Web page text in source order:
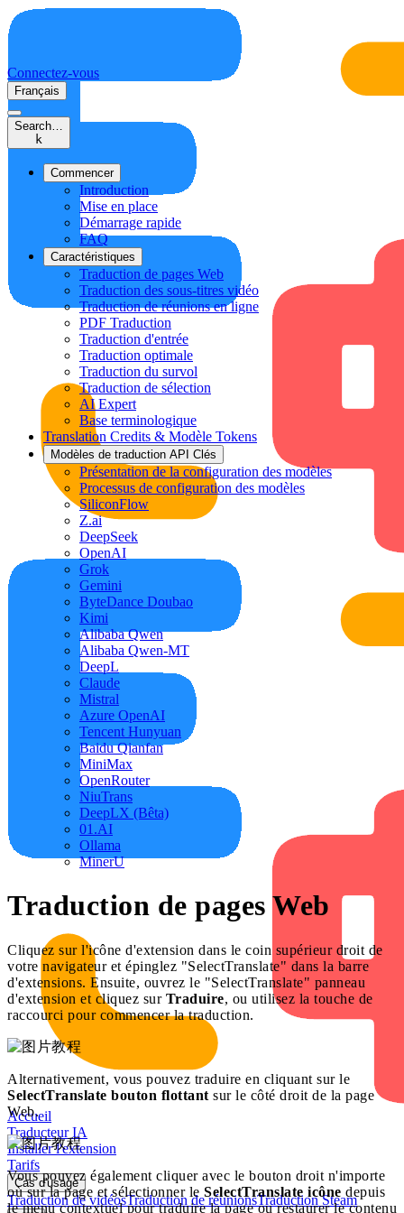
Accueil
Traducteur IA
Installer l'extension
Tarifs
Cas d'usage
Traduction de vidéosTraduction de réunionsTraduction Steam
Connectez-vous
Français
Search…
k
Commencer
Introduction
Mise en place
Démarrage rapide
FAQ
Caractéristiques
Traduction de pages Web
Traduction des sous-titres vidéo
Traduction de réunions en ligne
PDF Traduction
Traduction d'entrée
Traduction optimale
Traduction du survol
Traduction de sélection
AI Expert
Base terminologique
Translation Credits & Modèle Tokens
Modèles de traduction API Clés
Présentation de la configuration des modèles
Processus de configuration des modèles
SiliconFlow
Z.ai
DeepSeek
OpenAI
Grok
Gemini
ByteDance Doubao
Kimi
Alibaba Qwen
Alibaba Qwen-MT
DeepL
Claude
Mistral
Azure OpenAI
Tencent Hunyuan
Baidu Qianfan
MiniMax
OpenRouter
NiuTrans
DeepLX (Bêta)
01.AI
Ollama
MinerU
Traduction de pages Web
Cliquez sur l'icône d'extension dans le coin supérieur droit de
votre navigateur et épinglez "SelectTranslate" dans la barre
d'extensions. Ensuite, ouvrez le "SelectTranslate" panneau
d'extension et cliquez sur Traduire, ou utilisez la touche de
raccourci pour commencer la traduction.
Alternativement, vous pouvez traduire en cliquant sur le
SelectTranslate bouton flottant sur le côté droit de la page
Web.
Vous pouvez également cliquer avec le bouton droit n'importe
où sur la page et sélectionner le SelectTranslate icône depuis
le menu contextuel pour traduire la page ou restaurer le contenu